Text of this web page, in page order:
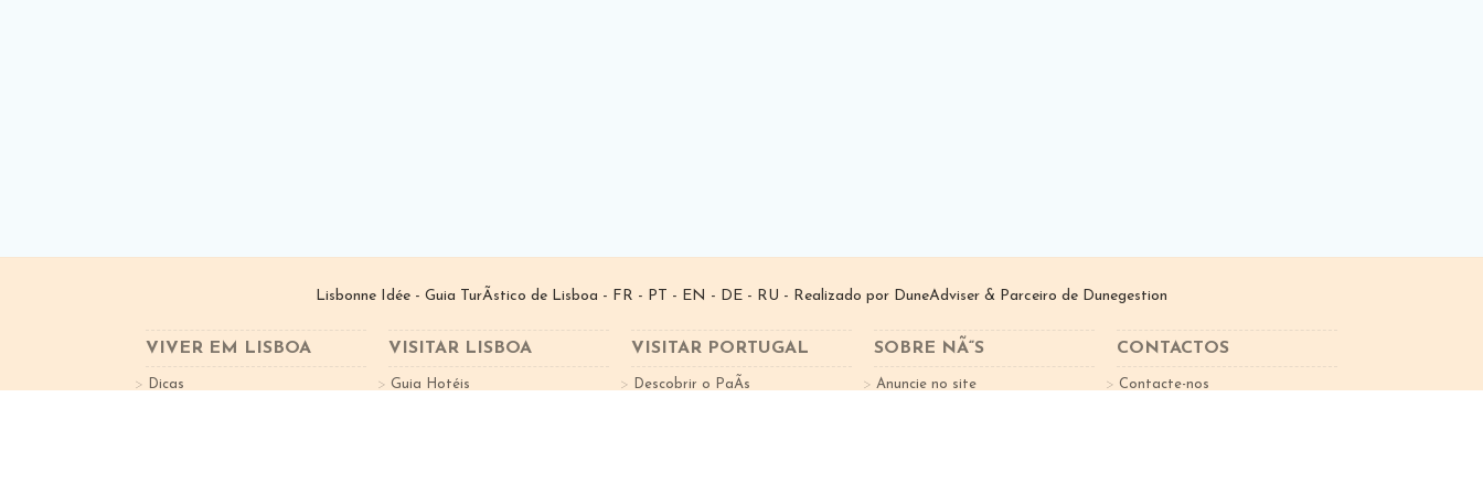
Lisbonne Idée - Guia TurÃ­stico de Lisboa - FR - PT - EN - DE - RU - Realizado por DuneAdviser & Parceiro de Dunegestion
VIVER EM LISBOA
Dicas
VISITAR LISBOA
Guia Hotéis
VISITAR PORTUGAL
Descobrir o PaÃ­s
SOBRE NÃ“S
Anuncie no site
CONTACTOS
Contacte-nos